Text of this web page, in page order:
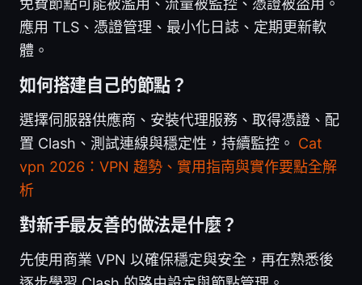
應用 TLS、憑證管理、最小化日誌、定期更新軟
體。
如何搭建自己的節點？
選擇伺服器供應商、安裝代理服務、取得憑證、配
置 Clash、測試連線與穩定性，持續監控。 Cat
vpn 2026：VPN 趨勢、實用指南與實作要點全解
析
對新手最友善的做法是什麼？
先使用商業 VPN 以確保穩定與安全，再在熟悉後